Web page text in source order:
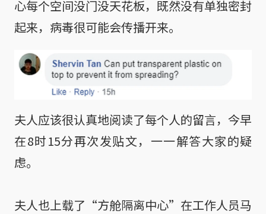
心每个空间没门没天花板，既然没有单独密封
起来，病毒很可能会传播开来。
夫人应该很认真地阅读了每个人的留言，今早
在8时15分再次发贴文，一一解答大家的疑
虑。
夫人也上载了“方舱隔离中心”在工作人员马